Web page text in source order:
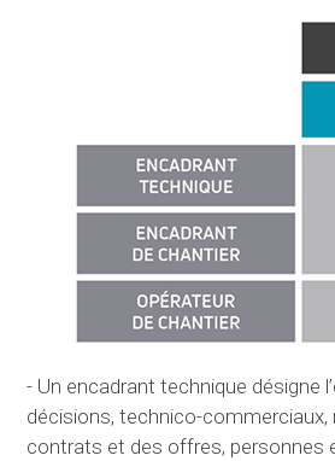
- Un encadrant technique désigne
décisions, technico-commerciaux,
contrats et des offres, personnes